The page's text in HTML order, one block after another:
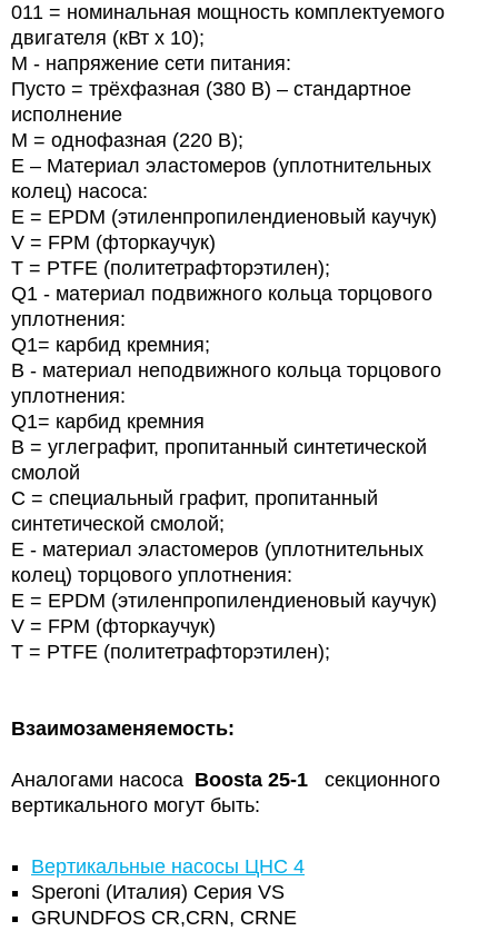
011 = номинальная мощность комплектуемого
двигателя (кВт х 10);
M - напряжение сети питания:
Пусто = трёхфазная (380 В) – стандартное
исполнение
М = однофазная (220 В);
E – Материал эластомеров (уплотнительных
колец) насоса:
E = EPDM (этиленпропилендиеновый каучук)
V = FPM (фторкаучук)
T = PTFE (политетрафторэтилен);
Q1 - материал подвижного кольца торцового
уплотнения:
Q1= карбид кремния;
B - материал неподвижного кольца торцового
уплотнения:
Q1= карбид кремния
B = углеграфит, пропитанный синтетической
смолой
С = специальный графит, пропитанный
синтетической смолой;
E - материал эластомеров (уплотнительных
колец) торцового уплотнения:
E = EPDM (этиленпропилендиеновый каучук)
V = FPM (фторкаучук)
T = PTFE (политетрафторэтилен);
Взаимозаменяемость:
Аналогами насоса Boosta 25-1 секционного
вертикального могут быть:
Вертикальные насосы ЦНС 4
Speroni (Италия) Серия VS
GRUNDFOS CR,CRN, CRNE